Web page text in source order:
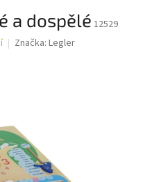
a dospělé 12529
Značka: Legler